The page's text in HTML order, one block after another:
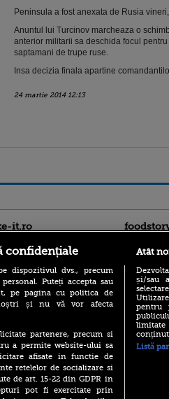
Peninsula a fost anexata de Rusia
Anuntul lui Turcinov marcheaza o
anterior militarii sa deschida focul
saptamani de trupe ruse.
Insa decizia finala apartine
24 martie 2014 12:13
it.ro
(P)
cu
confidențiale
dispozitivul dvs., precum
Puteți accepta sau
pe pagina cu politica de
și nu vă vor afecta
partenere, precum si
a permite website-ului sa
afisate in functie de
retelelor de socializare si
de art. 15-22 din GDPR in
pot fi exercitate prin
Atât
și/sau
pentru
limitate
Listă